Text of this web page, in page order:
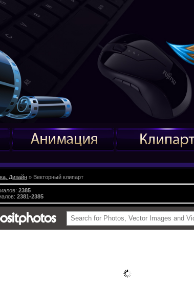
Дизайн » Векторный клипарт
: 2385
: 2381-2385